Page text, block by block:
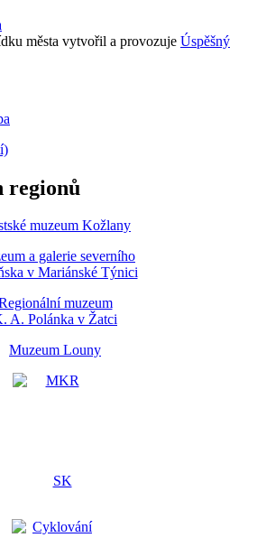
města vytvořil a provozuje Úspěšný
regionů
muzeum Kožlany
a galerie severního
v Mariánské Týnici
muzeum
A. Polánka v Žatci
Muzeum Louny